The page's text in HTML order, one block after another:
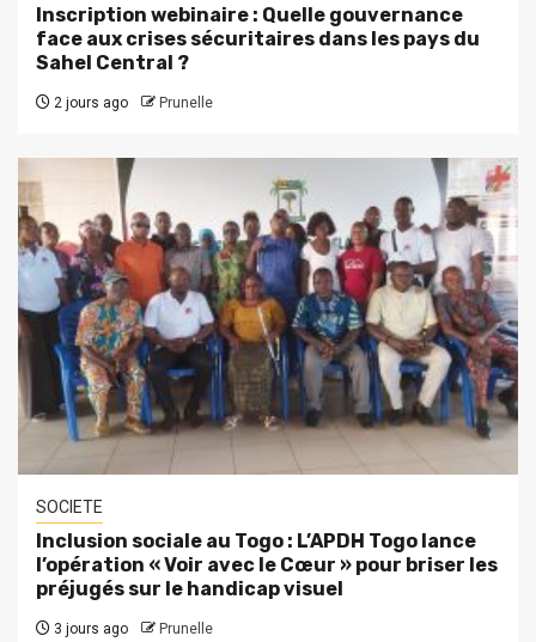
Inscription webinaire : Quelle gouvernance
face aux crises sécuritaires dans les pays du
Sahel Central ?
2 jours ago Prunelle
SOCIETE
Inclusion sociale au Togo : L’APDH Togo lance
l’opération « Voir avec le Cœur » pour briser les
préjugés sur le handicap visuel
3 jours ago Prunelle